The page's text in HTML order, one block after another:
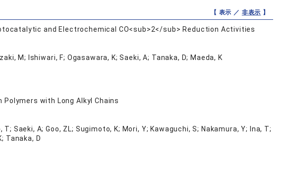
【 表示 ／ 非表示 】
and Electrochemical CO<sub>2</sub> Reduction Activities
M; Ishiwari, F; Ogasawara, K; Saeki, A; Tanaka, D; Maeda, K
with Long Alkyl Chains
Saeki, A; Goo, ZL; Sugimoto, K; Mori, Y; Kawaguchi, S; Nakamura, Y; Ina, T;
Tanaka, D